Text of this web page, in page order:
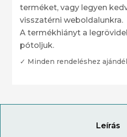
terméket, vagy legyen
visszatérni weboldalunkra.
A termékhiányt a
pótoljuk.
✓ Minden rendeléshez
Leírás